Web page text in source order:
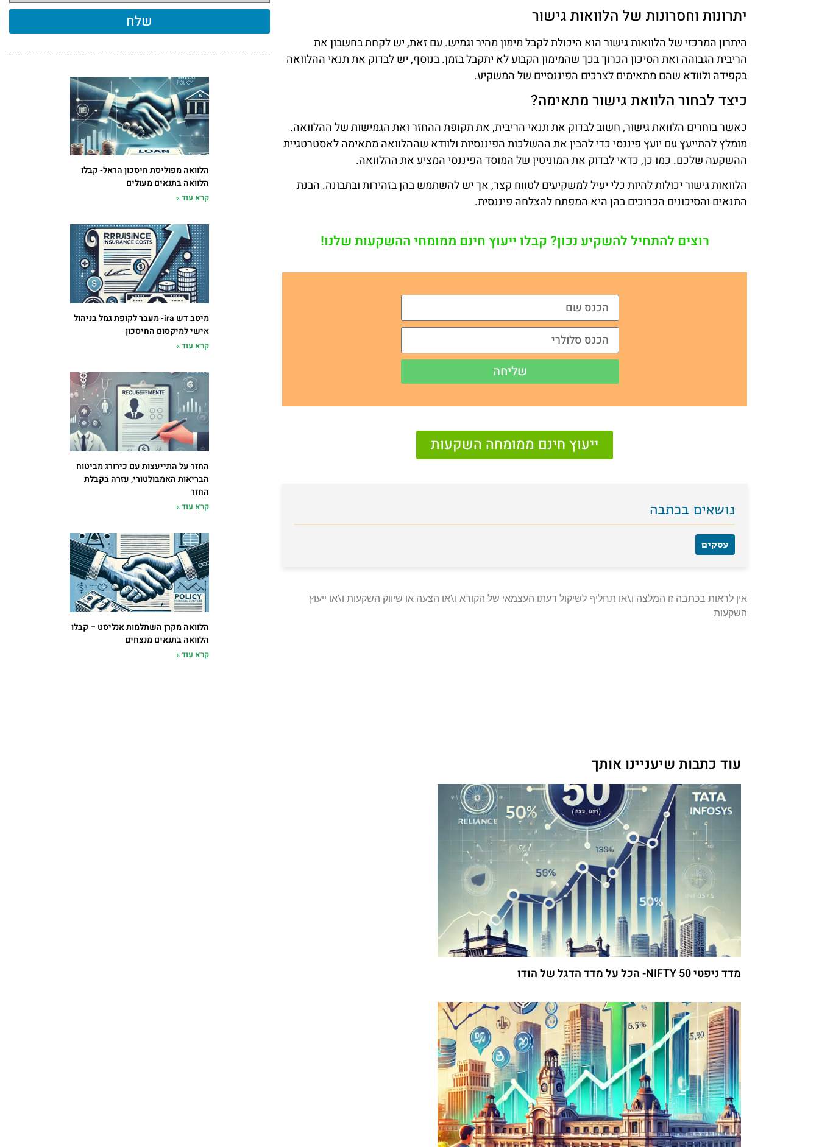
יתרונות וחסרונות של הלוואות גישור
היתרון המרכזי של הלוואות גישור הוא היכולת לקבל מימון מהיר וגמיש. עם זאת, יש לקחת בחשבון את
הריבית הגבוהה ואת הסיכון הכרוך בכך שהמימון הקבוע לא יתקבל בזמן. בנוסף, יש לבדוק את תנאי ההלוואה
בקפידה ולוודא שהם מתאימים לצרכים הפיננסיים של המשקיע.
כיצד לבחור הלוואת גישור מתאימה?
כאשר בוחרים הלוואת גישור, חשוב לבדוק את תנאי הריבית, את תקופת ההחזר ואת הגמישות של ההלוואה.
מומלץ להתייעץ עם יועץ פיננסי כדי להבין את ההשלכות הפיננסיות ולוודא שההלוואה מתאימה לאסטרטגיית
ההשקעה שלכם. כמו כן, כדאי לבדוק את המוניטין של המוסד הפיננסי המציע את ההלוואה.
הלוואות גישור יכולות להיות כלי יעיל למשקיעים לטווח קצר, אך יש להשתמש בהן בזהירות ובתבונה. הבנת
התנאים והסיכונים הכרוכים בהן היא המפתח להצלחה פיננסית.
רוצים להתחיל להשקיע נכון? קבלו ייעוץ חינם ממומחי ההשקעות שלנו!
שליחה
ייעוץ חינם ממומחה השקעות
נושאים בכתבה
עסקים
אין לראות בכתבה זו המלצה ו\או תחליף לשיקול דעתו העצמאי של הקורא ו\או הצעה או שיווק השקעות ו\או ייעוץ
השקעות
עוד כתבות שיעניינו אותך
מדד ניפטי 50 NIFTY- הכל על מדד הדגל של הודו
שלח
הלוואה מפוליסת חיסכון הראל- קבלו
הלוואה בתנאים מעולים
קרא עוד »
מיטב דש ira- מעבר לקופת גמל בניהול
אישי למיקסום החיסכון
קרא עוד »
החזר על התייעצות עם כירורג מביטוח
הבריאות האמבולטורי, עזרה בקבלת
החזר
קרא עוד »
הלוואה מקרן השתלמות אנליסט – קבלו
הלוואה בתנאים מנצחים
קרא עוד »